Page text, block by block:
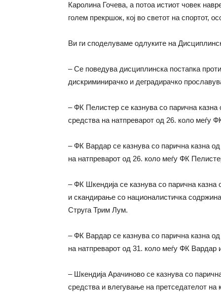
Каролина Гочева, а потоа истиот човек
голем прекршок, кој во светот на
Ви ги споделуваме одлуките на
– Се поведува дисциплинска постапка
дискриминирачко и деградирачко
– ФК Пелистер се казнува со парична
средства на натпреварот од 26. коло меѓу
– ФК Вардар се казнува со парична казна
на натпреварот од 26. коло меѓу ФК
– ФК Шкендија се казнува со парична
и скандирање со националистичка
Струга Трим Лум.
– ФК Вардар се казнува со парична казна
на натпреварот од 31. коло меѓу ФК Вардар
– Шкендија Арачиново се казнува со
средства и влегување на претседателот на